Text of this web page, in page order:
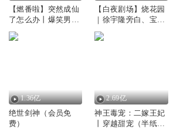
【燃番啦】突然成仙
了怎么办丨爆笑男女
互穿｜都市修仙爆爽
剧
【白夜剧场】烧花园
｜徐宇隆旁白、宝木
中阳领衔｜社会派悬
疑复仇｜豆阅年度原
1.36亿
绝世剑神（会员免
费）
2.69亿
神王毒宠：二嫁王妃
丨穿越甜宠（半纸鸿